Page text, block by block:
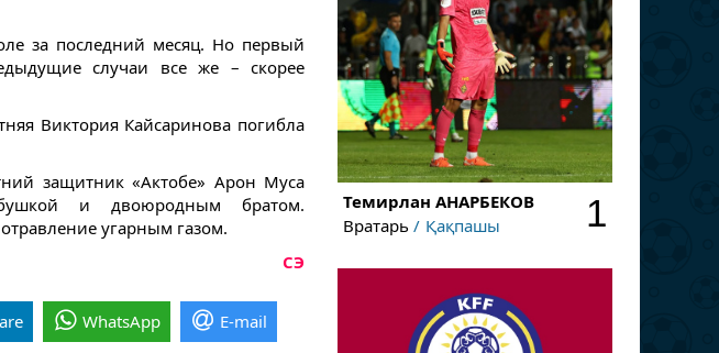
за последний месяц. Но первый
случаи все же – скорее
Виктория Кайсаринова погибла
защитник «Актобе» Арон Муса
и двоюродным братом.
угарным газом.
СЭ
WhatsApp E-mail
Темирлан АНАРБЕКОВ
Вратарь
Қақпашы 1